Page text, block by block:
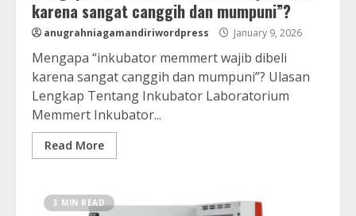
karena sangat canggih dan mumpuni”?
anugrahniagamandiriwordpress January 9, 2026
Mengapa “inkubator memmert wajib dibeli
karena sangat canggih dan mumpuni”? Ulasan
Lengkap Tentang Inkubator Laboratorium
Memmert Inkubator...
Read More
3 MIN READ